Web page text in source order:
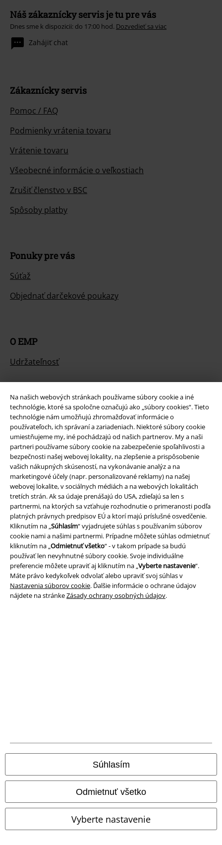
Na našich webových stránkach používame súbory cookie a iné
technológie, ktoré sa spoločne označujú ako „súbory cookies“. Tieto
technológie nám umožňujú zhromažďovať informácie o
používateľoch, ich správaní a zariadeniach. Niektoré súbory cookie
umiestňujeme my, iné pochádzajú od našich partnerov. My a naši
partneri používame súbory cookie na zabezpečenie spoľahlivosti a
bezpečnosti našej webovej lokality, na zlepšenie a prispôsobenie
vašich nákupných skúseností, na vykonávanie analýz a na
marketingové účely (napr. personalizované reklamy) na našej
webovej lokalite, v sociálnych médiách a na webových lokalitách
tretích strán. Ak sa údaje prenášajú do USA, zdieľajú sa len s
partnermi, na ktorých sa vzťahuje rozhodnutie o primeranosti podľa
platných právnych predpisov EÚ a ktorí majú príslušné osvedčenie.
Kliknutím na „Súhlasím“ vyjadrujete súhlas s používaním súborov
cookie nami a našimi partnermi. Prípadne môžete súhlas odmietnuť
kliknutím na „Odmietnuť všetko“ - v takom prípade sa budú
používať len nevyhnutné súbory cookie. Svoje individuálne
preferencie môžete upraviť aj kliknutím na „Vyberte nastavenie“.
Máte právo kedykoľvek odvolať alebo upraviť svoj súhlas v
Nastavenia súborov cookie. Ďalšie informácie o ochrane údajov
nájdete na stránkeZásady ochrany osobných údajov.
Súhlasím
Odmietnuť všetko
Vyberte nastavenie
Náš zákaznícky servis je tu pre vás
Dnes sme k dispozicii: do 17:00 hod. Dozvedieť sa viac
Zahájiť chat
Zákaznícky servis
Pomoc / FAQ
Podmienky vrátenia tovaru
Vrátenie tovaru
Všeobecné informácie o veľkostiach
Zrušiť členstvo v BSC
Spôsoby platby
Ponuky pre vás
Súťaž
Objednať darčekové poukazy
O EMP
Udržateľnosť
Staňte sa súčasťou komunity!
Spôsoby platby
Bankový prevod Platba na dobierku
A Warner Music Group Company